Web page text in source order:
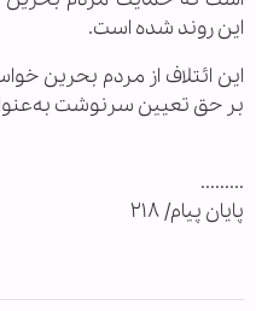
این روند شده است.
این ائتلاف از مردم بحرین
بر حق تعیین سرنوشت
.........
پایان پیام/ ۲۱۸